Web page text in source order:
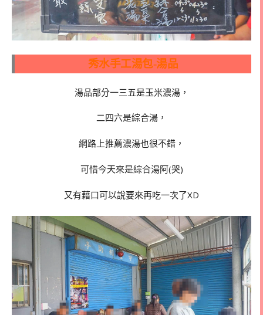
秀水手工湯包-湯品
湯品部分一三五是玉米濃湯，
二四六是綜合湯，
網路上推薦濃湯也很不錯，
可惜今天來是綜合湯阿(哭)
又有藉口可以說要來再吃一次了XD